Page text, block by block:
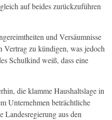
auf beides zurückzuführen
und Versäumnisse
Vertrag zu kündigen, was jedoch
Schulkind weiß, dass eine
die klamme Haushaltslage in
Unternehmen beträchtliche
aus den